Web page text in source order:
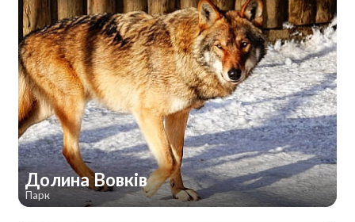
Долина Вовків
Парк